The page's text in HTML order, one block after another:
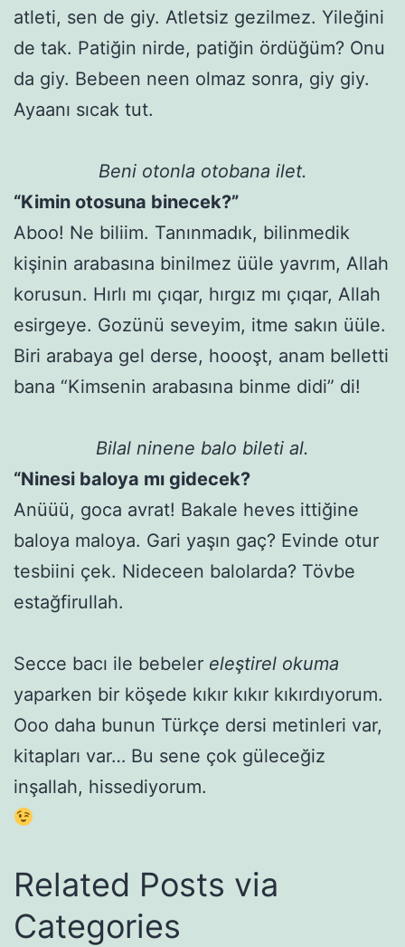
atleti, sen de giy. Atletsiz gezilmez. Yileğini
de tak. Patiğin nirde, patiğin ördüğüm? Onu
da giy. Bebeen neen olmaz sonra, giy giy.
Ayaanı sıcak tut.
Beni otonla otobana ilet.
“Kimin otosuna binecek?”
Aboo! Ne biliim. Tanınmadık, bilinmedik
kişinin arabasına binilmez üüle yavrım, Allah
korusun. Hırlı mı çıqar, hırgız mı çıqar, Allah
esirgeye. Gozünü seveyim, itme sakın üüle.
Biri arabaya gel derse, hoooşt, anam belletti
bana “Kimsenin arabasına binme didi” di!
Bilal ninene balo bileti al.
“Ninesi baloya mı gidecek?
Anüüü, goca avrat! Bakale heves ittiğine
baloya maloya. Gari yaşın gaç? Evinde otur
tesbiini çek. Nideceen balolarda? Tövbe
estağfirullah.
Secce bacı ile bebeler eleştirel okuma
yaparken bir köşede kıkır kıkır kıkırdıyorum.
Ooo daha bunun Türkçe dersi metinleri var,
kitapları var… Bu sene çok güleceğiz
inşallah, hissediyorum.
Related Posts via
Categories